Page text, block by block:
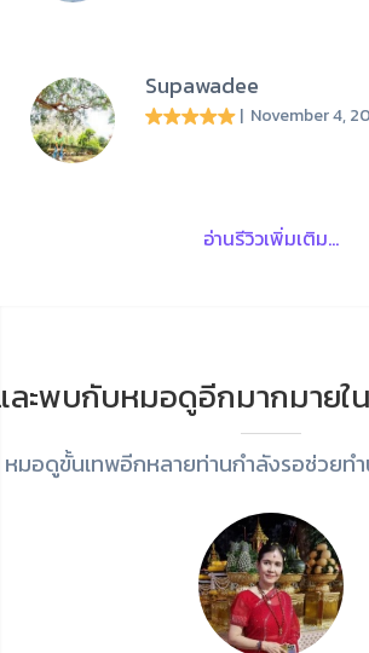
Supawadee
| November 4,
อ่านรีวิวเพิ่มเติม...
ละพบกับหมอดูอีกมากมายใ
หมอดูขั้นเทพอีกหลายท่านกำลังรอช่วยท